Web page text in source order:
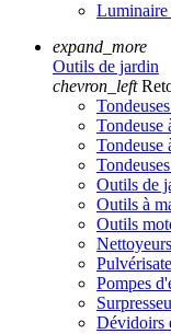
Luminaire
expand_more
Outils de jardin
chevron_left
Tondeuse
Tondeuse
Outils de
Outils à
Outils
Pompes
Dévidoirs